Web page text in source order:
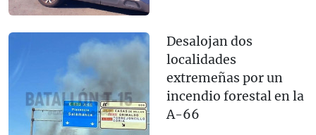
Desalojan dos
localidades
extremeñas por un
incendio forestal en la
A-66